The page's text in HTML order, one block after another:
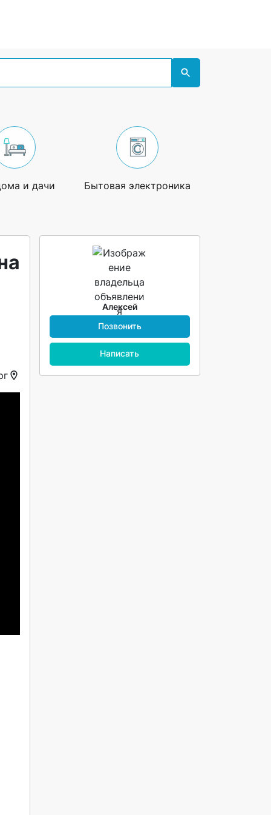
и дачи Бытовая электроника
Алексей
Позвонить
Написать